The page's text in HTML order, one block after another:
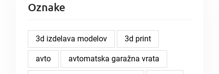
Oznake
3d izdelava modelov 3d print
avto avtomatska garažna vrata